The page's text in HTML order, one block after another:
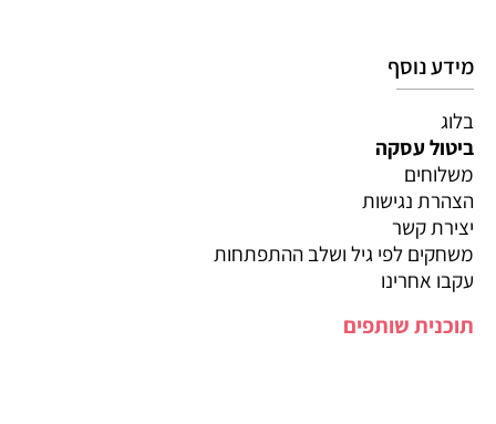
מידע נוסף
בלוג
ביטול עסקה
משלוחים
הצהרת נגישות
יצירת קשר
משחקים לפי גיל ושלב ההתפתחות
עקבו אחרינו
תוכנית שותפים